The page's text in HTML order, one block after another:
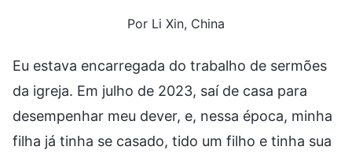
Por Li Xin, China
Eu estava encarregada do trabalho de sermões
da igreja. Em julho de 2023, saí de casa para
desempenhar meu dever, e, nessa época, minha
filha já tinha se casado, tido um filho e tinha sua